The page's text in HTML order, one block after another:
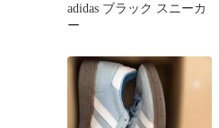
adidas ブラック スニーカ
ー